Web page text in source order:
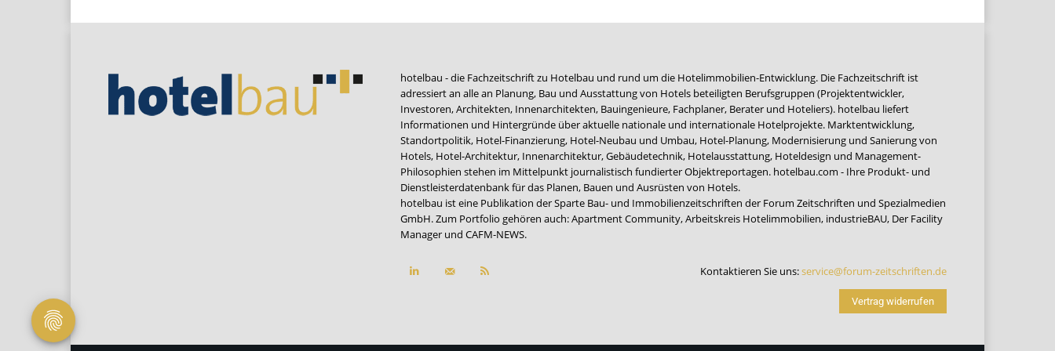
hotelbau - die Fachzeitschrift zu Hotelbau und rund um die Hotelimmobilien-Entwicklung. Die Fachzeitschrift ist
adressiert an alle an Planung, Bau und Ausstattung von Hotels beteiligten Berufsgruppen (Projektentwickler,
Investoren, Architekten, Innenarchitekten, Bauingenieure, Fachplaner, Berater und Hoteliers). hotelbau liefert
Informationen und Hintergründe über aktuelle nationale und internationale Hotelprojekte. Marktentwicklung,
Standortpolitik, Hotel-Finanzierung, Hotel-Neubau und Umbau, Hotel-Planung, Modernisierung und Sanierung von
Hotels, Hotel-Architektur, Innenarchitektur, Gebäudetechnik, Hotelausstattung, Hoteldesign und Management-
Philosophien stehen im Mittelpunkt journalistisch fundierter Objektreportagen. hotelbau.com - Ihre Produkt- und
Dienstleisterdatenbank für das Planen, Bauen und Ausrüsten von Hotels.
hotelbau ist eine Publikation der Sparte Bau- und Immobilienzeitschriften der Forum Zeitschriften und Spezialmedien
GmbH. Zum Portfolio gehören auch:Apartment Community,Arbeitskreis Hotelimmobilien, industrieBAU, Der Facility
Manager und CAFM-NEWS.
Kontaktieren Sie uns:service@forum-zeitschriften.de
Vertrag widerrufen